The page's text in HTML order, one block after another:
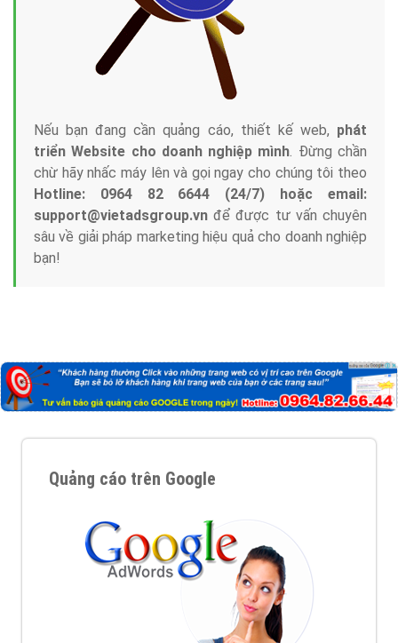
Nếu bạn đang cần quảng cáo, thiết kế web, phát
triển Website cho doanh nghiệp mình. Đừng chần
chừ hãy nhấc máy lên và gọi ngay cho chúng tôi theo
Hotline: 0964 82 6644 (24/7) hoặc email:
support@vietadsgroup.vn để được tư vấn chuyên
sâu về giải pháp marketing hiệu quả cho doanh nghiệp
bạn!
Quảng cáo trên Google